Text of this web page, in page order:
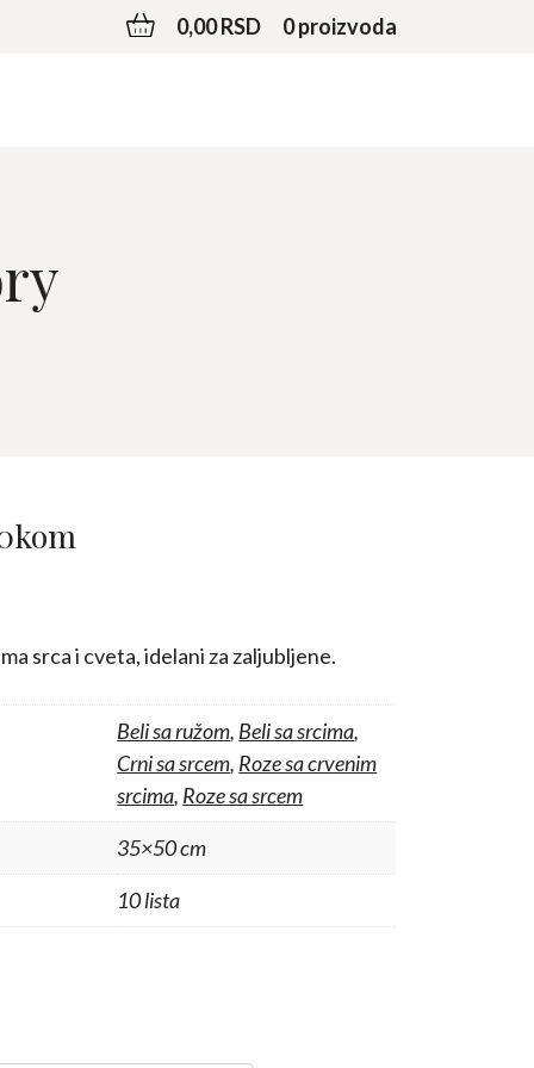
0,00 RSD 0 proizvoda
srca i cveta, idelani za zaljubljene.
Beli sa ružom, Beli sa srcima,
Crni sa srcem, Roze sa crvenim
srcima, Roze sa srcem
35×50 cm
10 lista